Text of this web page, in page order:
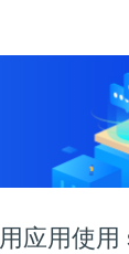
应用使用